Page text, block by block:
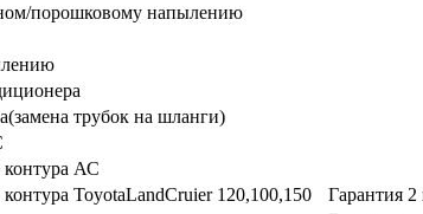
порошковому напылению
трубок на шланги)
контура АС
ToyotaLandCruier 120,100,150
Гарантия 2